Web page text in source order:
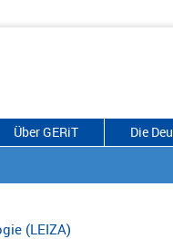
Über GERiT Die
(LEIZA)